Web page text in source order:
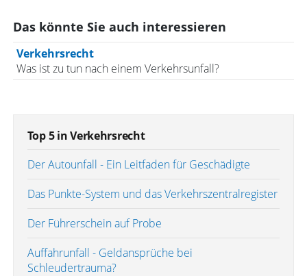
Das könnte Sie auch interessieren
Verkehrsrecht
Was ist zu tun nach einem Verkehrsunfall?
Top 5 in Verkehrsrecht
Der Autounfall - Ein Leitfaden für Geschädigte
Das Punkte-System und das Verkehrszentralregister
Der Führerschein auf Probe
Auffahrunfall - Geldansprüche bei
Schleudertrauma?